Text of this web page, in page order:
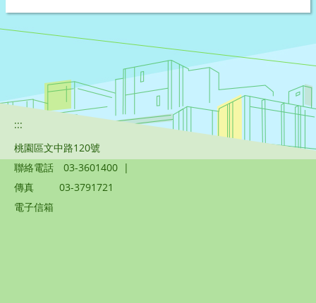
:::
桃園區文中路120號
聯絡電話
03-3601400 |
傳真
03-3791721
電子信箱